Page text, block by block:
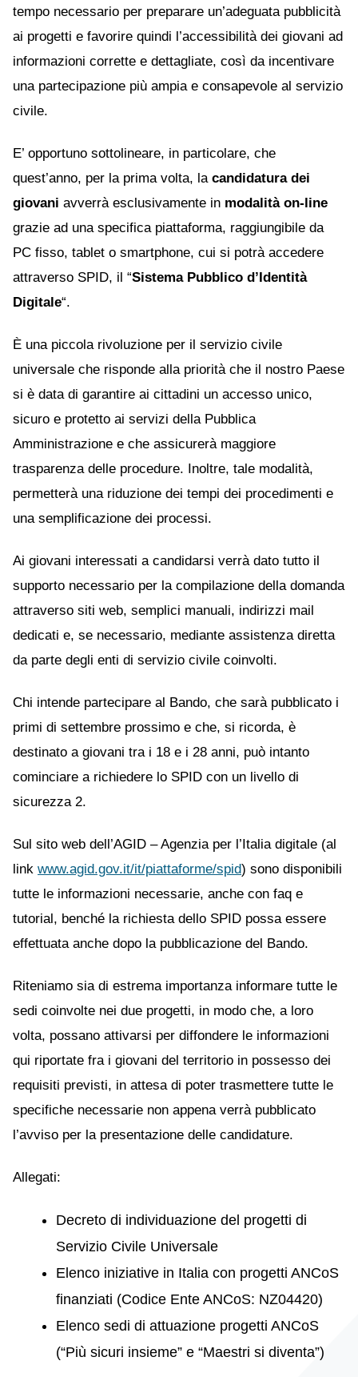
tempo necessario per preparare un’adeguata pubblicità
ai progetti e favorire quindi l’accessibilità dei giovani ad
informazioni corrette e dettagliate, così da incentivare
una partecipazione più ampia e consapevole al servizio
civile.
E’ opportuno sottolineare, in particolare, che
quest’anno, per la prima volta, la candidatura dei
giovani avverrà esclusivamente in modalità on-line
grazie ad una specifica piattaforma, raggiungibile da
PC fisso, tablet o smartphone, cui si potrà accedere
attraverso SPID, il “Sistema Pubblico d’Identità
Digitale“.
È una piccola rivoluzione per il servizio civile
universale che risponde alla priorità che il nostro Paese
si è data di garantire ai cittadini un accesso unico,
sicuro e protetto ai servizi della Pubblica
Amministrazione e che assicurerà maggiore
trasparenza delle procedure. Inoltre, tale modalità,
permetterà una riduzione dei tempi dei procedimenti e
una semplificazione dei processi.
Ai giovani interessati a candidarsi verrà dato tutto il
supporto necessario per la compilazione della domanda
attraverso siti web, semplici manuali, indirizzi mail
dedicati e, se necessario, mediante assistenza diretta
da parte degli enti di servizio civile coinvolti.
Chi intende partecipare al Bando, che sarà pubblicato i
primi di settembre prossimo e che, si ricorda, è
destinato a giovani tra i 18 e i 28 anni, può intanto
cominciare a richiedere lo SPID con un livello di
sicurezza 2.
Sul sito web dell’AGID – Agenzia per l’Italia digitale (al
link www.agid.gov.it/it/piattaforme/spid) sono disponibili
tutte le informazioni necessarie, anche con faq e
tutorial, benché la richiesta dello SPID possa essere
effettuata anche dopo la pubblicazione del Bando.
Riteniamo sia di estrema importanza informare tutte le
sedi coinvolte nei due progetti, in modo che, a loro
volta, possano attivarsi per diffondere le informazioni
qui riportate fra i giovani del territorio in possesso dei
requisiti previsti, in attesa di poter trasmettere tutte le
specifiche necessarie non appena verrà pubblicato
l’avviso per la presentazione delle candidature.
Allegati:
Decreto di individuazione del progetti di
Servizio Civile Universale
Elenco iniziative in Italia con progetti ANCoS
finanziati (Codice Ente ANCoS: NZ04420)
Elenco sedi di attuazione progetti ANCoS
(“Più sicuri insieme” e “Maestri si diventa”)